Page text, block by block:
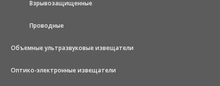
Взрывозащищенные
Проводные
Объемные ультразвуковые извещатели
Оптико-электронные извещатели